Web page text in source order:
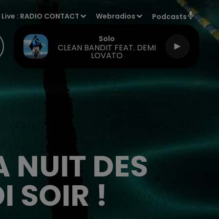
Live : RADIO CONTACT Webradios Podcasts
Solo
CLEAN BANDIT FEAT. DEMI
LOVATO
NUIT DES
SOIR !